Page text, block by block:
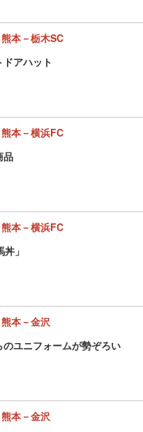
本－栃木SC
アハット
本－横浜FC
品
本－横浜FC
」
本－金沢
ユニフォームが勢ぞろい
本－金沢